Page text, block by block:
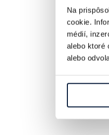
Na
cookie.
médií,
alebo ktoré
alebo